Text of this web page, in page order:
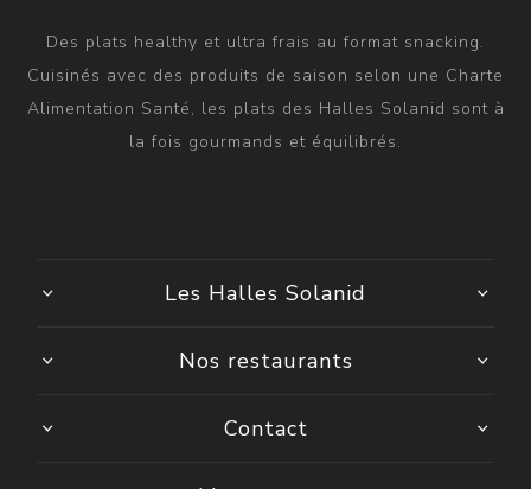
Des plats healthy et ultra frais au format snacking.
Cuisinés avec des produits de saison selon une Charte
Alimentation Santé, les plats des Halles Solanid sont à
la fois gourmands et équilibrés.
Les Halles Solanid
Nos restaurants
Contact